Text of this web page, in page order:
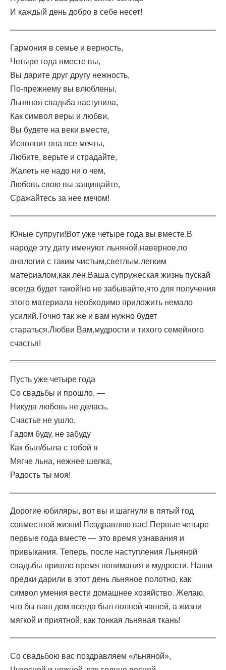
И каждый день добро в себе несет!
Гармония в семье и верность,
Четыре года вместе вы,
Вы дарите друг другу нежность,
По-прежнему вы влюблены,
Льняная свадьба наступила,
Как символ веры и любви,
Вы будете на веки вместе,
Исполнит она все мечты,
Любите, верьте и страдайте,
Жалеть не надо ни о чем,
Любовь свою вы защищайте,
Сражайтесь за нее мечом!
Юные супруги!Вот уже четыре года вы вместе.В
народе эту дату именуют льняной,наверное,по
аналогии с таким чистым,светлым,легким
материалом,как лен.Ваша супружеская жизнь пускай
всегда будет такой!но не забывайте,что для получения
этого материала необходимо приложить немало
усилий.Точно так же и вам нужно будет
стараться.Любви Вам,мудрости и тихого семейного
счастья!
Пусть уже четыре года
Со свадьбы и прошло, —
Никуда любовь не делась,
Счастье не ушло.
Гадом буду, не забуду
Как был/была с тобой я
Мягче льна, нежнее шелка,
Радость ты моя!
Дорогие юбиляры, вот вы и шагнули в пятый год
совместной жизни! Поздравляю вас! Первые четыре
первые года вместе — это время узнавания и
привыкания. Теперь, после наступления Льняной
свадьбы пришло время понимания и мудрости. Наши
предки дарили в этот день льняное полотно, как
символ умения вести домашнее хозяйство. Желаю,
что бы ваш дом всегда был полной чашей, а жизни
мягкой и приятной, как тонкая льняная ткань!
Со свадьбою вас поздравляем «льняной»,